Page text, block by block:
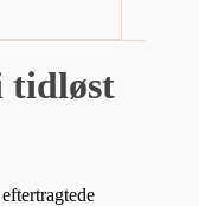
tidløst